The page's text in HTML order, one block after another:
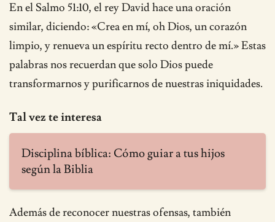
En el Salmo 51:10, el rey David hace una oración
similar, diciendo: «Crea en mí, oh Dios, un corazón
limpio, y renueva un espíritu recto dentro de mí.» Estas
palabras nos recuerdan que solo Dios puede
transformarnos y purificarnos de nuestras iniquidades.
Tal vez te interesa
Disciplina bíblica: Cómo guiar a tus hijos
según la Biblia
Además de reconocer nuestras ofensas, también